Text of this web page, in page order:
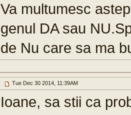
Va multumesc
genul DA sau
de Nu care sa ma
Tue Dec 30 2014, 11:39AM
Ioane, sa stii ca